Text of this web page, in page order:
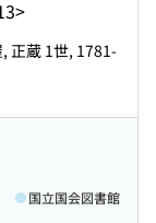
正蔵 1世, 1781-
国立国会図書館